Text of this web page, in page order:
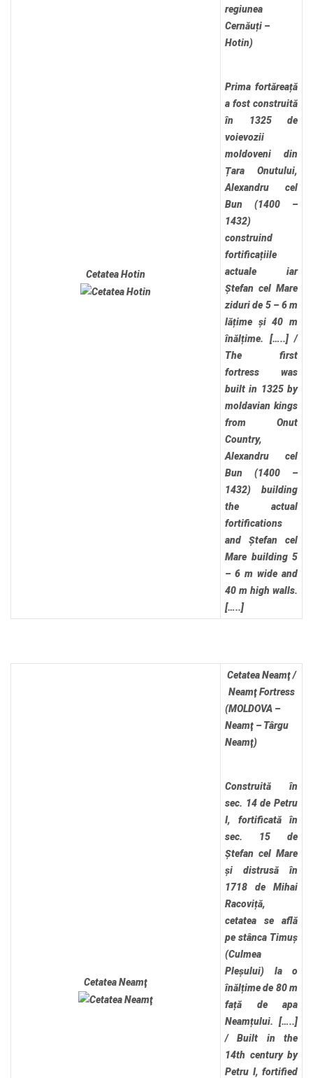
Cetatea Hotin
regiunea
Cernăuți –
Hotin)
Prima fortăreață
a fost construită
în 1325 de
voievozii
moldoveni din
Țara Onutului,
Alexandru cel
Bun (1400 –
1432)
construind
fortificațiile
actuale iar
Ștefan cel Mare
ziduri de 5 – 6 m
lățime și 40 m
înălțime. […..]/
The first
fortress was
built in 1325 by
moldavian kings
from Onut
Country,
Alexandru cel
Bun (1400 –
1432) building
the actual
fortifications
and Ștefan cel
Mare building 5
– 6 m wide and
40 m high walls.
[…..]
Cetatea Neamţ
Cetatea Neamţ /
Neamţ Fortress
(MOLDOVA –
Neamţ – Târgu
Neamţ)
Construită în
sec. 14 de Petru
I, fortificată în
sec. 15 de
Ștefan cel Mare
și distrusă în
1718 de Mihai
Racoviță,
cetatea se află
pe stânca Timuș
(Culmea
Pleșului) la o
înălțime de 80 m
față de apa
Neamțului. […..]
/Built in the
14th century by
Petru I, fortified